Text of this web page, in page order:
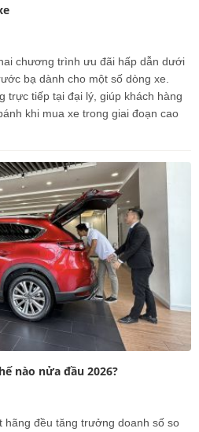
chương trình ưu đãi hấp dẫn dưới
bạ dành cho một số dòng xe.
trực tiếp tại đại lý, giúp khách hàng
khi mua xe trong giai đoạn cao
nào nửa đầu 2026?
hãng đều tăng trưởng doanh số so